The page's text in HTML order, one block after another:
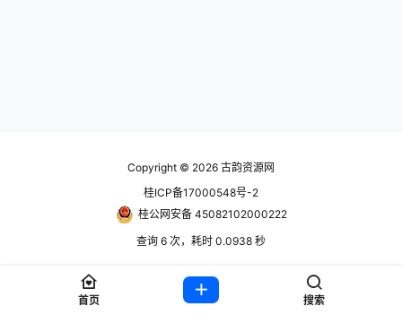
Copyright © 2026 古韵资源网
桂ICP备17000548号-2
桂公网安备 45082102000222
查询 6 次，耗时 0.0938 秒
首页 搜索